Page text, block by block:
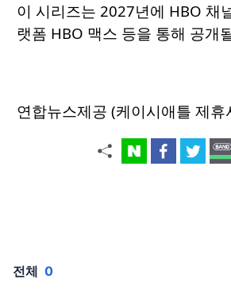
이 시리즈는 2027년에 HBO 채
랫폼 HBO 맥스 등을 통해 공개
연합뉴스제공 (케이시애틀 제휴
전체 0